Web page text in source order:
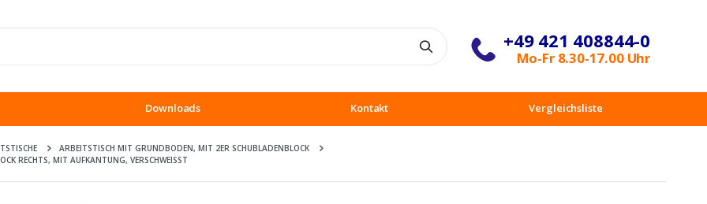
+49 421 408844-0
Mo-Fr 8.30-17.00 Uhr
Downloads Kontakt Vergleichsliste
ARBEITSTISCH MIT GRUNDBODEN, MIT 2ER SCHUBLADENBLOCK
RECHTS, MIT AUFKANTUNG, VERSCHWEISST